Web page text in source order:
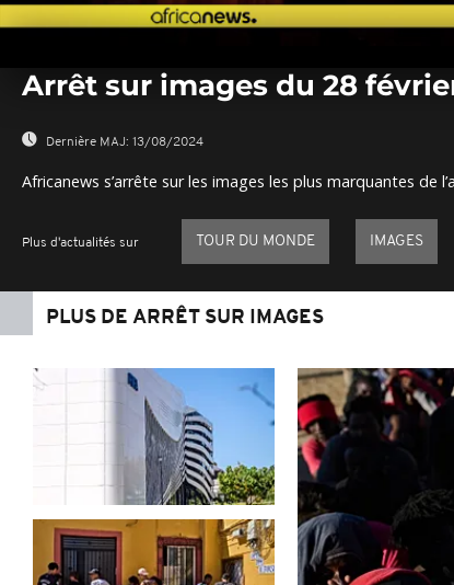
seconds
0%
Arrêt sur images du 28
Dernière MAJ: 13/08/2024
Africanews s’arrête sur les images les plus marquantes de
Plus d'actualités sur TOUR DU MONDE IMAGES
PLUS DE ARRÊT SUR IMAGES